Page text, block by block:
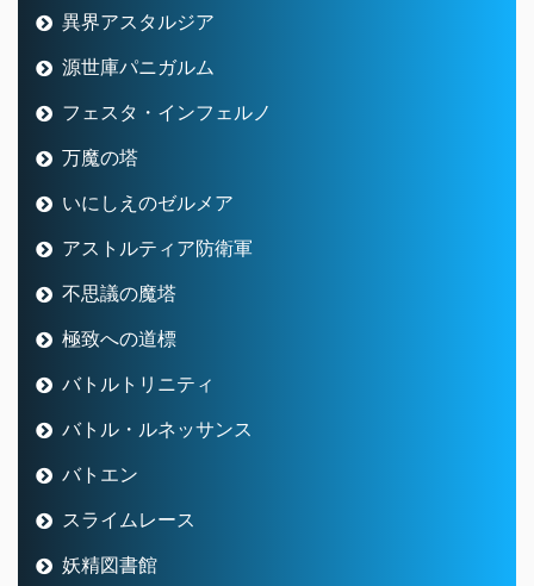
異界アスタルジア
源世庫パニガルム
フェスタ・インフェルノ
万魔の塔
いにしえのゼルメア
アストルティア防衛軍
不思議の魔塔
極致への道標
バトルトリニティ
バトル・ルネッサンス
バトエン
スライムレース
妖精図書館